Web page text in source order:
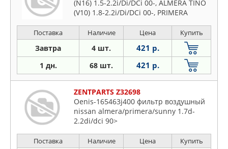
(N16) 1.5-2.2i/Di/DCi 00-, ALMERA TINO
(V10) 1.8-2.2i/Di/DCi 00-, PRIMERA
2.2i/Di/TD/DCi 91-
Поставка Наличие Цена Купить
Завтра 4 шт. 421 р.
1 дн. 68 шт. 421 р.
ZENTPARTS Z32698
Oenis-165463j400 фильтр воздушный
nissan almera/primera/sunny 1.7d-
2.2di/dci 90>
Поставка Наличие Цена Купить